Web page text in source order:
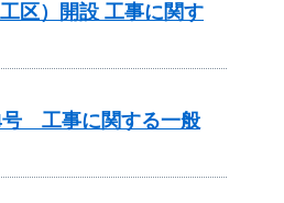
区）開設 工事に関す
工事に関する一般